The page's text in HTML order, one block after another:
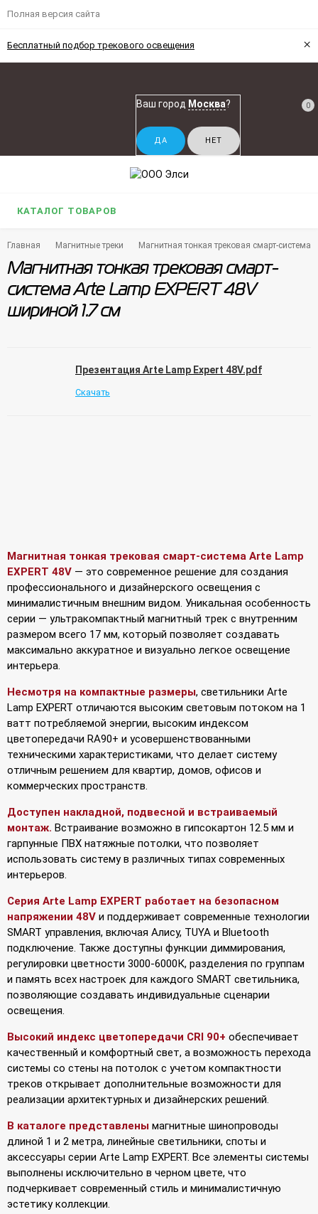
Полная версия сайта
Бесплатный подбор трекового освещения ×
Ваш город Москва? 0
КАТАЛОГ ТОВАРОВ
Главная Магнитные треки Магнитная тонкая трековая смарт-
Магнитная тонкая трековая смарт-
система Arte Lamp EXPERT 48V
шириной 1.7 см
Презентация Arte Lamp Expert 48V.pdf
Скачать
Магнитная тонкая трековая смарт-система Arte Lamp
EXPERT 48V — это современное решение для создания
профессионального и дизайнерского освещения с
минималистичным внешним видом. Уникальная особенность
серии — ультракомпактный магнитный трек с внутренним
размером всего 17 мм, который позволяет создавать
максимально аккуратное и визуально легкое освещение
интерьера.
Несмотря на компактные размеры, светильники Arte
Lamp EXPERT отличаются высоким световым потоком на 1
ватт потребляемой энергии, высоким индексом
цветопередачи RA90+ и усовершенствованными
техническими характеристиками, что делает систему
отличным решением для квартир, домов, офисов и
коммерческих пространств.
Доступен накладной, подвесной и встраиваемый
монтаж. Встраивание возможно в гипсокартон 12.5 мм и
гарпунные ПВХ натяжные потолки, что позволяет
использовать систему в различных типах современных
интерьеров.
Серия Arte Lamp EXPERT работает на безопасном
напряжении 48V и поддерживает современные технологии
SMART управления, включая Алису, TUYA и Bluetooth
подключение. Также доступны функции диммирования,
регулировки цветности 3000-6000К, разделения по группам
и память всех настроек для каждого SMART светильника,
позволяющие создавать индивидуальные сценарии
освещения.
Высокий индекс цветопередачи CRI 90+ обеспечивает
качественный и комфортный свет, а возможность перехода
системы со стены на потолок с учетом компактности
треков открывает дополнительные возможности для
реализации архитектурных и дизайнерских решений.
В каталоге представлены магнитные шинопроводы
длиной 1 и 2 метра, линейные светильники, споты и
аксессуары серии Arte Lamp EXPERT. Все элементы системы
выполнены исключительно в черном цвете, что
подчеркивает современный стиль и минималистичную
эстетику коллекции.